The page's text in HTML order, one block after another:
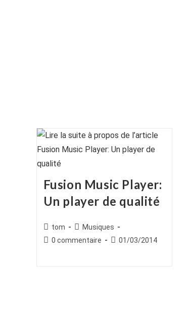
Fusion Music Player:
Un player de qualité
Auteur/autrice
de
tom
Post
category:
Musiques
Commentaires
0 commentaire
Publication
01/03/2014